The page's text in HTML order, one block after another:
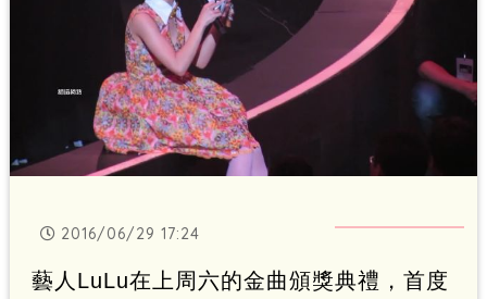
2016/06/29 17:24
藝人LuLu在上周六的金曲頒獎典禮，首度